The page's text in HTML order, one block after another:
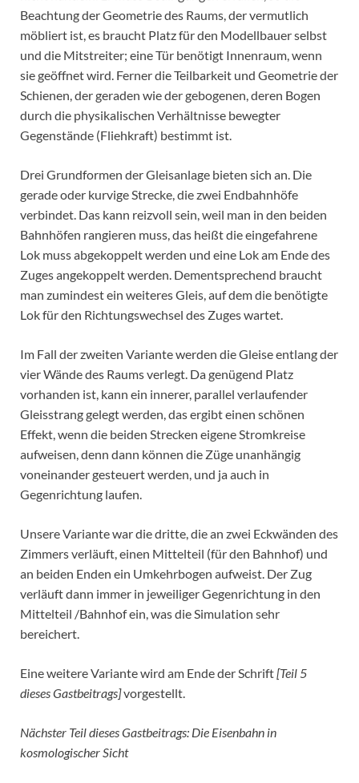
Beachtung der Geometrie des Raums, der vermutlich
möbliert ist, es braucht Platz für den Modellbauer selbst
und die Mitstreiter; eine Tür benötigt Innenraum, wenn
sie geöffnet wird. Ferner die Teilbarkeit und Geometrie der
Schienen, der geraden wie der gebogenen, deren Bogen
durch die physikalischen Verhältnisse bewegter
Gegenstände (Fliehkraft) bestimmt ist.
Drei Grundformen der Gleisanlage bieten sich an. Die
gerade oder kurvige Strecke, die zwei Endbahnhöfe
verbindet. Das kann reizvoll sein, weil man in den beiden
Bahnhöfen rangieren muss, das heißt die eingefahrene
Lok muss abgekoppelt werden und eine Lok am Ende des
Zuges angekoppelt werden. Dementsprechend braucht
man zumindest ein weiteres Gleis, auf dem die benötigte
Lok für den Richtungswechsel des Zuges wartet.
Im Fall der zweiten Variante werden die Gleise entlang der
vier Wände des Raums verlegt. Da genügend Platz
vorhanden ist, kann ein innerer, parallel verlaufender
Gleisstrang gelegt werden, das ergibt einen schönen
Effekt, wenn die beiden Strecken eigene Stromkreise
aufweisen, denn dann können die Züge unanhängig
voneinander gesteuert werden, und ja auch in
Gegenrichtung laufen.
Unsere Variante war die dritte, die an zwei Eckwänden des
Zimmers verläuft, einen Mittelteil (für den Bahnhof) und
an beiden Enden ein Umkehrbogen aufweist. Der Zug
verläuft dann immer in jeweiliger Gegenrichtung in den
Mittelteil /Bahnhof ein, was die Simulation sehr
bereichert.
Eine weitere Variante wird am Ende der Schrift[Teil 5
dieses Gastbeitrags]vorgestellt.
Nächster Teil dieses Gastbeitrags: Die Eisenbahn in
kosmologischer Sicht